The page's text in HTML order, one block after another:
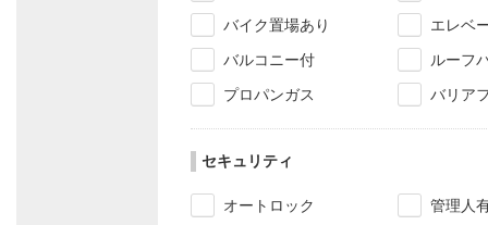
バイク置場あり
エレベ
バルコニー付
ルーフ
プロパンガス
バリア
セキュリティ
オートロック 管理人